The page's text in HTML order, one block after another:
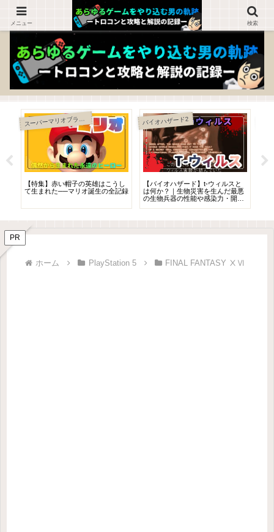
ゲームを知らない人でも楽しめるブログ！
ス
ーパーマリオブラザーズ
【特集】赤い帽子の英雄はこうし
て生まれた──マリオ誕生の全記録
バイオハザード2
【バイオハザード】t-ウィルスと
は何か？｜生物災害を生んだ最悪
の生物兵器の性能や感染力・開発
PR
ホーム PlayStation 5 FINAL FANTASY ⅩⅥ
メニュー 検索